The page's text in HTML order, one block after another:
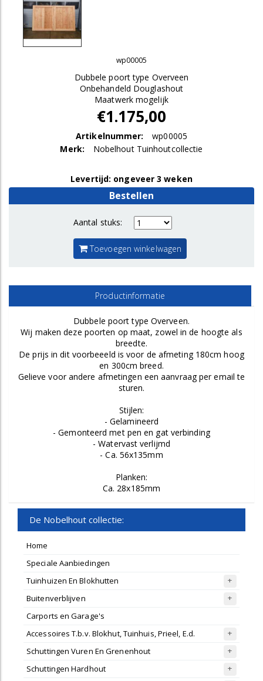
wp00005
Dubbele poort type Overveen
Onbehandeld Douglashout
Maatwerk mogelijk
€1.175,00
Artikelnummer:
wp00005
Merk:
Nobelhout Tuinhoutcollectie
Levertijd: ongeveer 3 weken
Bestellen
Aantal stuks:
Toevoegen winkelwagen
Productinformatie
Dubbele poort type Overveen.
Wij maken deze poorten op maat, zowel in de hoogte als
breedte.
De prijs in dit voorbeeeld is voor de afmeting 180cm hoog
en 300cm breed.
Gelieve voor andere afmetingen een aanvraag per email te
sturen.
Stijlen:
- Gelamineerd
- Gemonteerd met pen en gat verbinding
- Watervast verlijmd
- Ca. 56x135mm
Planken:
Ca. 28x185mm
De Nobelhout collectie:
Home
Speciale Aanbiedingen
Tuinhuizen En Blokhutten
Buitenverblijven
Carports en Garage's
Accessoires T.b.v. Blokhut, Tuinhuis, Prieel, E.d.
Schuttingen Vuren En Grenenhout
Schuttingen Hardhout